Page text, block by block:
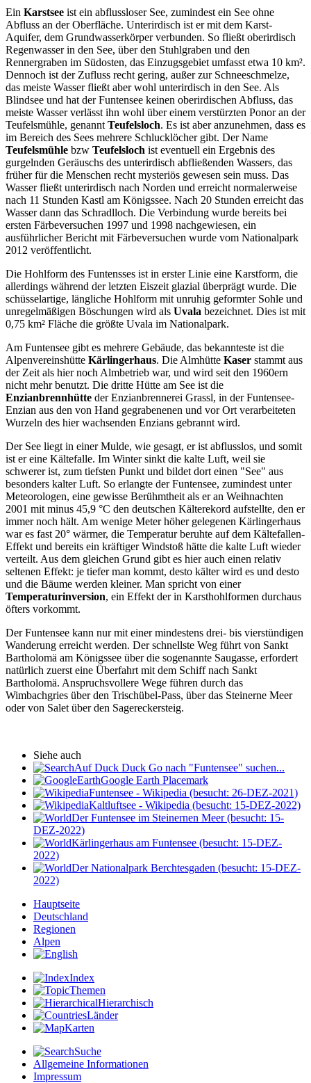
Ein Karstsee ist ein abflussloser See, zumindest ein See ohne
Abfluss an der Oberfläche. Unterirdisch ist er mit dem Karst-
Aquifer, dem Grundwasserkörper verbunden. So fließt oberirdisch
Regenwasser in den See, über den Stuhlgraben und den
Rennergraben im Südosten, das Einzugsgebiet umfasst etwa 10 km².
Dennoch ist der Zufluss recht gering, außer zur Schneeschmelze,
das meiste Wasser fließt aber wohl unterirdisch in den See. Als
Blindsee und hat der Funtensee keinen oberirdischen Abfluss, das
meiste Wasser verlässt ihn wohl über einem verstürzten Ponor an der
Teufelsmühle, genannt Teufelsloch. Es ist aber anzunehmen, dass es
im Bereich des Sees mehrere Schlucklöcher gibt. Der Name
Teufelsmühle bzw Teufelsloch ist eventuell ein Ergebnis des
gurgelnden Geräuschs des unterirdisch abfließenden Wassers, das
früher für die Menschen recht mysteriös gewesen sein muss. Das
Wasser fließt unterirdisch nach Norden und erreicht normalerweise
nach 11 Stunden Kastl am Königssee. Nach 20 Stunden erreicht das
Wasser dann das Schradlloch. Die Verbindung wurde bereits bei
ersten Färbeversuchen 1997 und 1998 nachgewiesen, ein
ausführlicher Bericht mit Färbeversuchen wurde vom Nationalpark
2012 veröffentlicht.
Die Hohlform des Funtensses ist in erster Linie eine Karstform, die
allerdings während der letzten Eiszeit glazial überprägt wurde. Die
schüsselartige, längliche Hohlform mit unruhig geformter Sohle und
unregelmäßigen Böschungen wird als Uvala bezeichnet. Dies ist mit
0,75 km² Fläche die größte Uvala im Nationalpark.
Am Funtensee gibt es mehrere Gebäude, das bekannteste ist die
Alpenvereinshütte Kärlingerhaus. Die Almhütte Kaser stammt aus
der Zeit als hier noch Almbetrieb war, und wird seit den 1960ern
nicht mehr benutzt. Die dritte Hütte am See ist die
Enzianbrennhütte der Enzianbrennerei Grassl, in der Funtensee-
Enzian aus den von Hand gegrabenenen und vor Ort verarbeiteten
Wurzeln des hier wachsenden Enzians gebrannt wird.
Der See liegt in einer Mulde, wie gesagt, er ist abflusslos, und somit
ist er eine Kältefalle. Im Winter sinkt die kalte Luft, weil sie
schwerer ist, zum tiefsten Punkt und bildet dort einen "See" aus
besonders kalter Luft. So erlangte der Funtensee, zumindest unter
Meteorologen, eine gewisse Berühmtheit als er an Weihnachten
2001 mit minus 45,9 °C den deutschen Kälterekord aufstellte, den er
immer noch hält. Am wenige Meter höher gelegenen Kärlingerhaus
war es fast 20° wärmer, die Temperatur beruhte auf dem Kältefallen-
Effekt und bereits ein kräftiger Windstoß hätte die kalte Luft wieder
verteilt. Aus dem gleichen Grund gibt es hier auch einen relativ
seltenen Effekt: je tiefer man kommt, desto kälter wird es und desto
und die Bäume werden kleiner. Man spricht von einer
Temperaturinversion, ein Effekt der in Karsthohlformen durchaus
öfters vorkommt.
Der Funtensee kann nur mit einer mindestens drei- bis vierstündigen
Wanderung erreicht werden. Der schnellste Weg führt von Sankt
Bartholomä am Königssee über die sogenannte Saugasse, erfordert
natürlich zuerst eine Überfahrt mit dem Schiff nach Sankt
Bartholomä. Anspruchsvollere Wege führen durch das
Wimbachgries über den Trischübel-Pass, über das Steinerne Meer
oder von Salet über den Sagereckersteig.
Siehe auch
Auf Duck Duck Go nach "Funtensee" suchen...
Google Earth Placemark
Funtensee - Wikipedia (besucht: 26-DEZ-2021)
Kaltluftsee - Wikipedia (besucht: 15-DEZ-2022)
Der Funtensee im Steinernen Meer (besucht: 15-
DEZ-2022)
Kärlingerhaus am Funtensee (besucht: 15-DEZ-
2022)
Der Nationalpark Berchtesgaden (besucht: 15-DEZ-
2022)
Hauptseite
Deutschland
Regionen
Alpen
Index
Themen
Hierarchisch
Länder
Karten
Suche
Allgemeine Informationen
Impressum